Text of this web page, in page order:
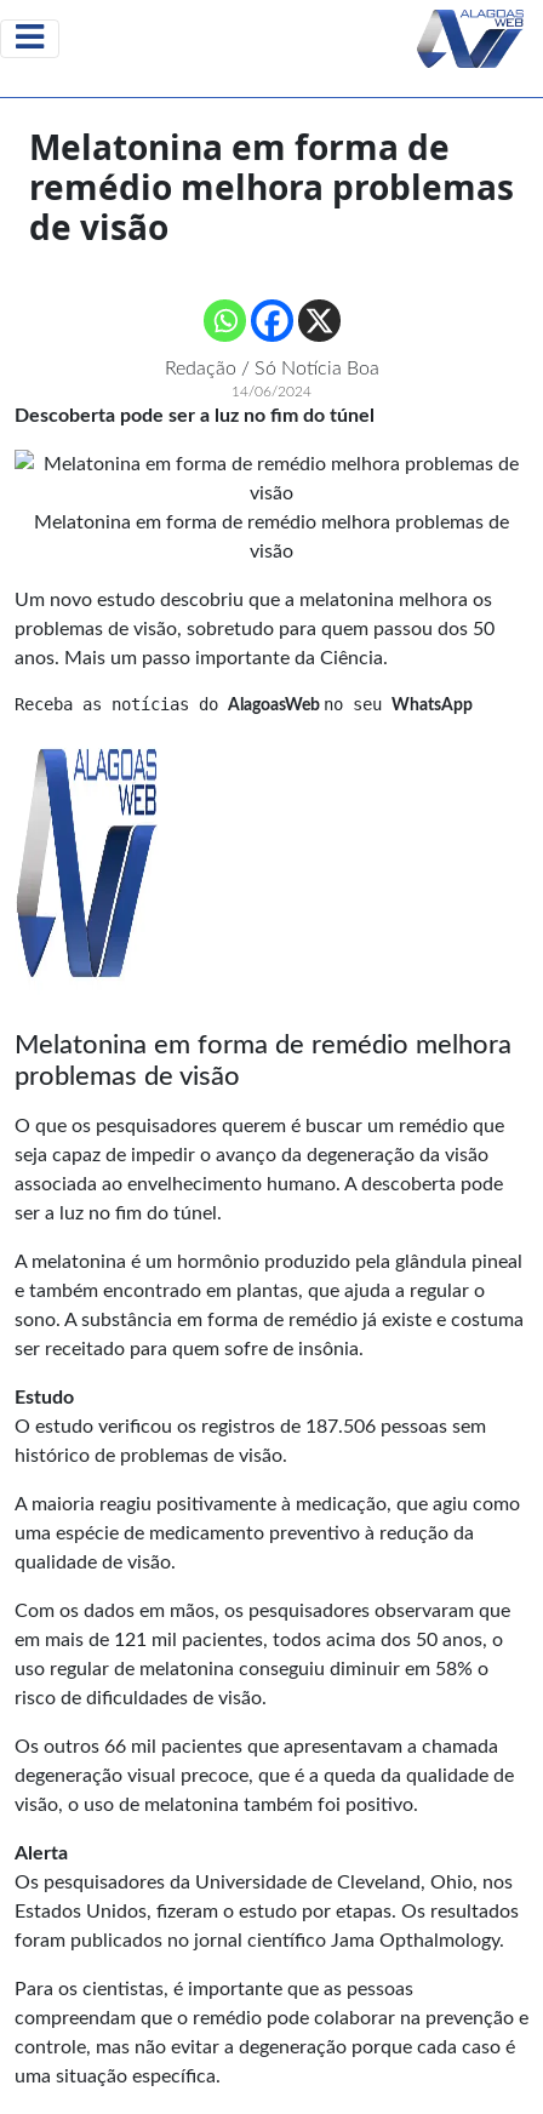
Melatonina em forma de
remédio melhora problemas
de visão
Redação / Só Notícia Boa
14/06/2024
Descoberta pode ser a luz no fim do túnel
Melatonina em forma de remédio melhora problemas de
visão
Um novo estudo descobriu que a melatonina melhora os
problemas de visão, sobretudo para quem passou dos 50
anos. Mais um passo importante da Ciência.
Receba as notícias do AlagoasWeb no seu WhatsApp
Melatonina em forma de remédio melhora
problemas de visão
O que os pesquisadores querem é buscar um remédio que
seja capaz de impedir o avanço da degeneração da visão
associada ao envelhecimento humano. A descoberta pode
ser a luz no fim do túnel.
A melatonina é um hormônio produzido pela glândula pineal
e também encontrado em plantas, que ajuda a regular o
sono. A substância em forma de remédio já existe e costuma
ser receitado para quem sofre de insônia.
Estudo
O estudo verificou os registros de 187.506 pessoas sem
histórico de problemas de visão.
A maioria reagiu positivamente à medicação, que agiu como
uma espécie de medicamento preventivo à redução da
qualidade de visão.
Com os dados em mãos, os pesquisadores observaram que
em mais de 121 mil pacientes, todos acima dos 50 anos, o
uso regular de melatonina conseguiu diminuir em 58% o
risco de dificuldades de visão.
Os outros 66 mil pacientes que apresentavam a chamada
degeneração visual precoce, que é a queda da qualidade de
visão, o uso de melatonina também foi positivo.
Alerta
Os pesquisadores da Universidade de Cleveland, Ohio, nos
Estados Unidos, fizeram o estudo por etapas. Os resultados
foram publicados no jornal científico Jama Opthalmology.
Para os cientistas, é importante que as pessoas
compreendam que o remédio pode colaborar na prevenção e
controle, mas não evitar a degeneração porque cada caso é
uma situação específica.